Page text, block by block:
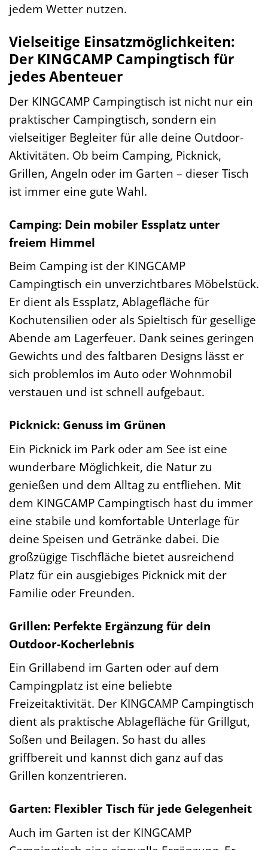
jedem Wetter nutzen.
Vielseitige Einsatzmöglichkeiten:
Der KINGCAMP Campingtisch für
jedes Abenteuer
Der KINGCAMP Campingtisch ist nicht nur ein
praktischer Campingtisch, sondern ein
vielseitiger Begleiter für alle deine Outdoor-
Aktivitäten. Ob beim Camping, Picknick,
Grillen, Angeln oder im Garten – dieser Tisch
ist immer eine gute Wahl.
Camping: Dein mobiler Essplatz unter
freiem Himmel
Beim Camping ist der KINGCAMP
Campingtisch ein unverzichtbares Möbelstück.
Er dient als Essplatz, Ablagefläche für
Kochutensilien oder als Spieltisch für gesellige
Abende am Lagerfeuer. Dank seines geringen
Gewichts und des faltbaren Designs lässt er
sich problemlos im Auto oder Wohnmobil
verstauen und ist schnell aufgebaut.
Picknick: Genuss im Grünen
Ein Picknick im Park oder am See ist eine
wunderbare Möglichkeit, die Natur zu
genießen und dem Alltag zu entfliehen. Mit
dem KINGCAMP Campingtisch hast du immer
eine stabile und komfortable Unterlage für
deine Speisen und Getränke dabei. Die
großzügige Tischfläche bietet ausreichend
Platz für ein ausgiebiges Picknick mit der
Familie oder Freunden.
Grillen: Perfekte Ergänzung für dein
Outdoor-Kocherlebnis
Ein Grillabend im Garten oder auf dem
Campingplatz ist eine beliebte
Freizeitaktivität. Der KINGCAMP Campingtisch
dient als praktische Ablagefläche für Grillgut,
Soßen und Beilagen. So hast du alles
griffbereit und kannst dich ganz auf das
Grillen konzentrieren.
Garten: Flexibler Tisch für jede Gelegenheit
Auch im Garten ist der KINGCAMP